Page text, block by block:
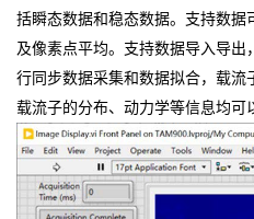
括瞬态数据和稳态数据。支持数据
及像素点平均。支持数据导入导
行同步数据采集和数据拟合，载流
载流子的分布、动力学等信息均可